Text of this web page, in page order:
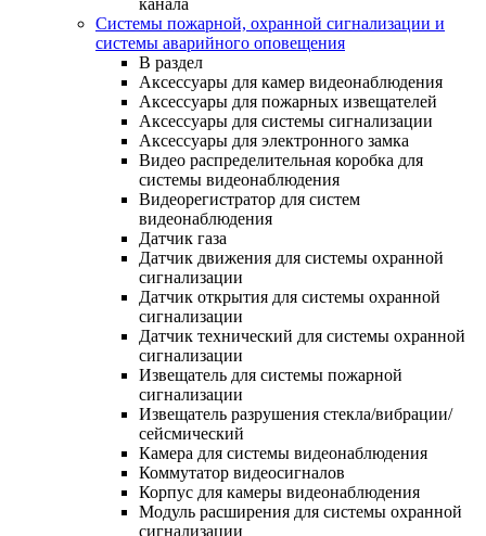
Системы пожарной, охранной сигнализации и
системы аварийного оповещения
В раздел
Аксессуары для камер видеонаблюдения
Аксессуары для пожарных извещателей
Аксессуары для системы сигнализации
Аксессуары для электронного замка
Видео распределительная коробка для
системы видеонаблюдения
Видеорегистратор для систем
видеонаблюдения
Датчик газа
Датчик движения для системы охранной
сигнализации
Датчик открытия для системы охранной
сигнализации
Датчик технический для системы охранной
сигнализации
Извещатель для системы пожарной
сигнализации
Извещатель разрушения стекла/вибрации/
сейсмический
Камера для системы видеонаблюдения
Коммутатор видеосигналов
Корпус для камеры видеонаблюдения
Модуль расширения для системы охранной
сигнализации